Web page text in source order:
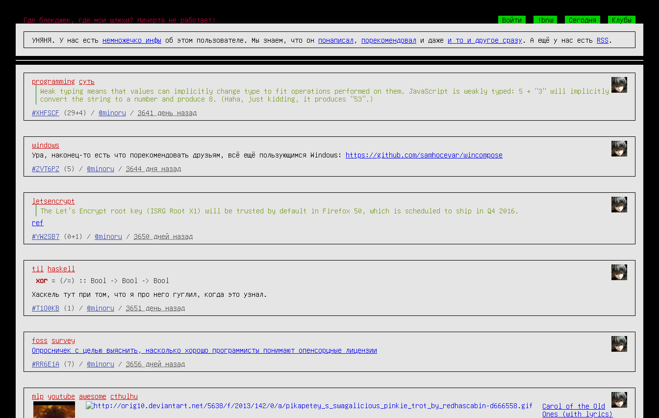
Где блекджек, где мои шлюхи? Ничерта не работает! Войти !bnw Сегодня Клубы
УНЯНЯ. У нас есть немножечко инфы об этом пользователе. Мы знаем, что он понаписал порекомендовал и даже и то и другое сразу . А ещё у нас есть RSS
programming
суть
Weak typing means that values can implicitly change type to fit operations performed on them. JavaScript is weakly typed: 5 + "3" will implicitly
convert the string to a number and produce 8. (Haha, just kidding, it produces "53".)
#XHFSCF
(29+4) / @minoru / 3641 день назад
windows
Ура, наконец-то есть что порекомендовать друзьям, всё ещё пользующимся Windows: https://github.com/samhocevar/wincompose
#ZVT6PZ
(5) / @minoru / 3644 дня назад
letsencrypt
The Let’s Encrypt root key (ISRG Root X1) will be trusted by default in Firefox 50, which is scheduled to ship in Q4 2016.
ref
#YW2SB7
(0+1) / @minoru / 3650 дней назад
til
haskell
xor = (/=) :: Bool -> Bool -> Bool
Хаскель тут при том, что я про него гуглил, когда это узнал.
#T1O0KB
(1) / @minoru / 3651 день назад
foss
survey
Опросничек с целью выяснить, насколько хорошо программисты понимают опенсорцные лицензии
#RR6E1A
(7) / @minoru / 3656 дней назад
mlp youtube awesome
cthulhu
Carol of the Old
Ones (with lyrics)